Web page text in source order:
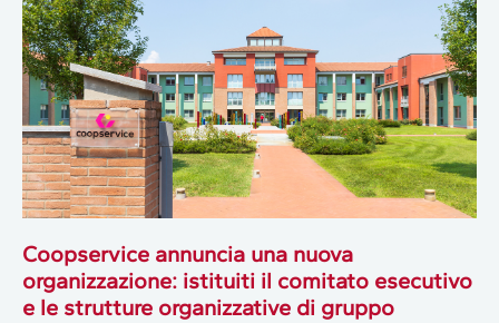
Coopservice annuncia una nuova
organizzazione: istituiti il comitato esecutivo
e le strutture organizzative di gruppo